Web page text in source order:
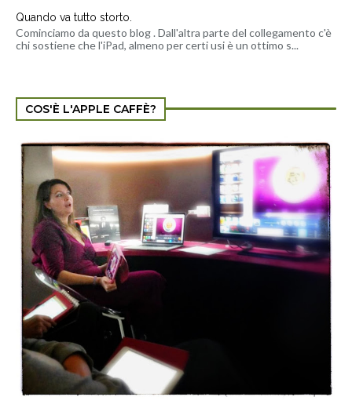
Quando va tutto storto.
Cominciamo da questo blog . Dall'altra parte del collegamento c'è
chi sostiene che l'iPad, almeno per certi usi è un ottimo s...
COS'È L'APPLE CAFFÈ?